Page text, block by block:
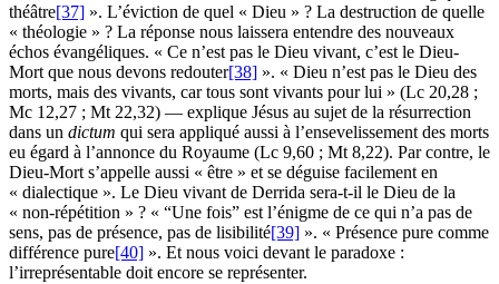
théâtre[37] ». L’éviction de quel « Dieu » ? La destruction de quelle
« théologie » ? La réponse nous laissera entendre des nouveaux
échos évangéliques. « Ce n’est pas le Dieu vivant, c’est le Dieu-
Mort que nous devons redouter[38] ». « Dieu n’est pas le Dieu des
morts, mais des vivants, car tous sont vivants pour lui » (Lc 20,28 ;
Mc 12,27 ; Mt 22,32) — explique Jésus au sujet de la résurrection
dans un dictum qui sera appliqué aussi à l’ensevelissement des morts
eu égard à l’annonce du Royaume (Lc 9,60 ; Mt 8,22). Par contre, le
Dieu-Mort s’appelle aussi « être » et se déguise facilement en
« dialectique ». Le Dieu vivant de Derrida sera-t-il le Dieu de la
« non-répétition » ? « “Une fois” est l’énigme de ce qui n’a pas de
sens, pas de présence, pas de lisibilité[39] ». « Présence pure comme
différence pure[40] ». Et nous voici devant le paradoxe :
l’irreprésentable doit encore se représenter.